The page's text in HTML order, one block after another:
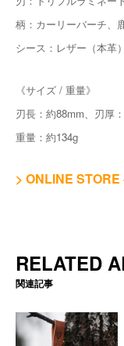
柄：カーリーバーチ、
シース：レザー（本革）
《サイズ / 重量》
刃長：約88mm、 刃厚
重量：約134g
> ONLINE
RELATED
関連記事